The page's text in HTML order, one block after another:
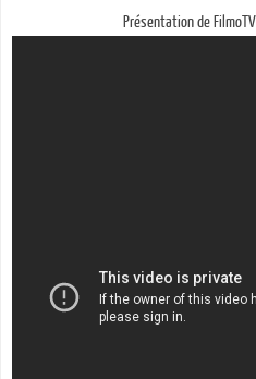
Présentation de